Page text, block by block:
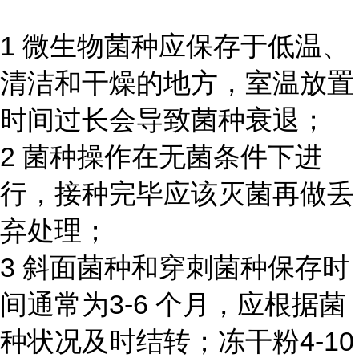
1 微生物菌种应保存于低温、
清洁和干燥的地方，室温放置
时间过长会导致菌种衰退；
2 菌种操作在无菌条件下进
行，接种完毕应该灭菌再做丢
弃处理；
3 斜面菌种和穿刺菌种保存时
间通常为3-6 个月，应根据菌
种状况及时结转；冻干粉4-10